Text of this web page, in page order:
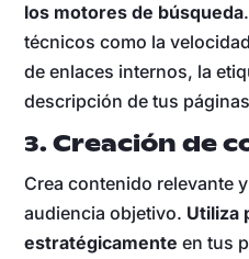
los motores de búsqueda
técnicos como la
de enlaces internos, la
descripción de tus
3. Creación de
Crea contenido relevante
audiencia objetivo. Utiliza
estratégicamenteen tus